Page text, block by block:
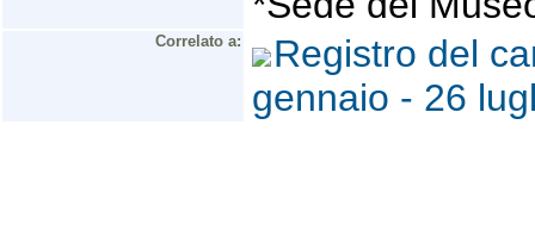
Correlato a:
Registro del
gennaio - 26